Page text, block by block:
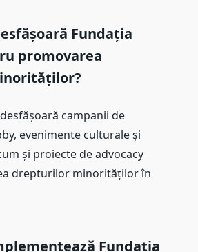
Fundația
promovarea
campanii de
evenimente culturale și
și proiecte de advocacy
drepturilor minorităților în
Fundația